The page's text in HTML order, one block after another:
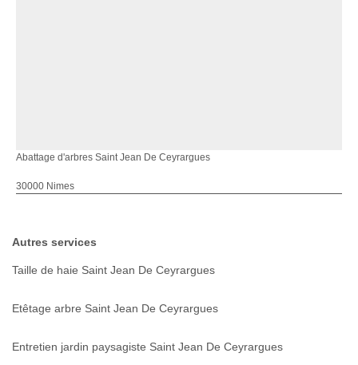
Abattage d'arbres Saint Jean De Ceyrargues
30000 Nimes
Autres services
Taille de haie Saint Jean De Ceyrargues
Etêtage arbre Saint Jean De Ceyrargues
Entretien jardin paysagiste Saint Jean De Ceyrargues